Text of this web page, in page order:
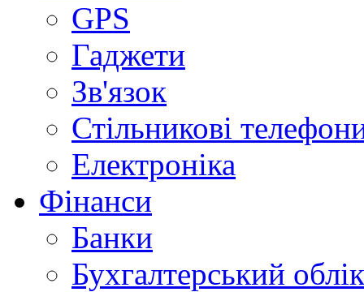
GPS
Гаджети
Зв'язок
Стільникові
Електроніка
Фінанси
Банки
Бухгалтерський облік